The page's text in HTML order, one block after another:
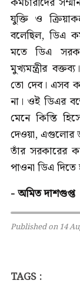
যুক্তি ও
বলেছিল, ডিএ
মতে ডিএ
মুখ্যমন্ত্রীর
তো দেব। এসব
না। ওই ডিএর
মেনে কিস্তি
দেওয়া, এগুলোর
তাঁর সরকারের
পাওনা ডিএ দিতে
- অমিত দাশগুপ্ত
Published on 14
TAGS :